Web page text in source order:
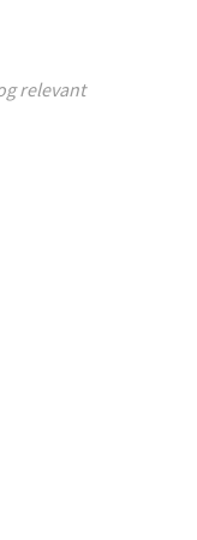
relevant